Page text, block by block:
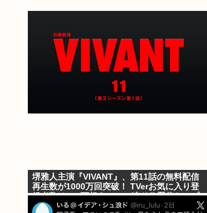
堺雅人主演『VIVANT』、第11話の無料配信
再生数が1000万回突破！ TVerお気に入り登
録者数は300万超えでTBS連ドラ歴代トップ